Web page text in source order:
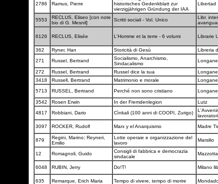
2786 Ramus, Pierre
historisches Gedenkblatt zur
vierzigjährigen Gründung der IAA
Libertad
5553
RECLUS, Eliseo [con note
bio di G. Mesnil]
Scritti sociali - Vol. Unico
Libr.
6126 RECLUS, Elisée L'Homme et la terre - 6 volumi Librarie
362 Ryner, Han Storicità di Gesù
Libreria
271
Russel, Bertrand
Socialismo, Anarchismo,
Sindacalismo
272 Russel, Bertrand Russel dice la sua
3418
Russell, Bertrand Matrimonio e morale
5713
RUSSEL, Bertrand Perché non sono cristiano
3542 Rosen Erwin In der Fremdenlegion
Lutz
4817
Robbiani, Dario Cìnkali (100 anni di COOPI, Zurigo)
3097
ROCKER, Rudolf Marx y el Anarquismo Madre
879
Regini, Marino; Reyneri,
Emilio
Lotte operaie e organizzazione del
lavoro
Marsilio
12 Romagnoli, Guido
Consigli di fabbrica e democrazia
sindacale
6048 RUBIN, Jerry Do!T! Milano
635 Remarque, Erich Maria Tempo di vivere, tempo di morire